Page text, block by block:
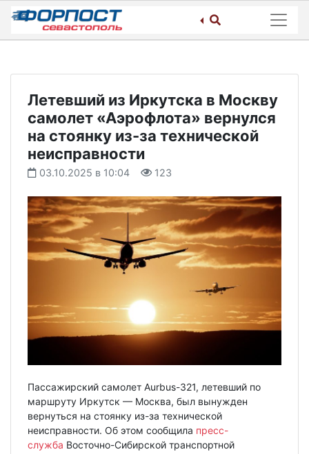
Skip
content
Летевший из Иркутска в Москву
самолет «Аэрофлота» вернулся
на стоянку из-за технической
неисправности
03.10.2025 в 10:04 123
Пассажирский самолет Aurbus-321, летевший по
маршруту Иркутск — Москва, был вынужден
вернуться на стоянку из-за технической
неисправности. Об этом сообщила пресс-
служба Восточно-Сибирской транспортной